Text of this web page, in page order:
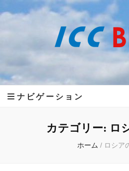
世界50
ICC外
公式
語学院がお届けする 世界各国の
ナビゲーション
カテゴリー: ロ
ホーム / ロシア